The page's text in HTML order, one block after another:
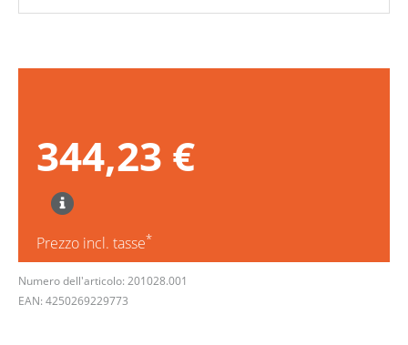
344,23 €
Prezzo incl. tasse*
Numero dell'articolo: 201028.001
EAN: 4250269229773